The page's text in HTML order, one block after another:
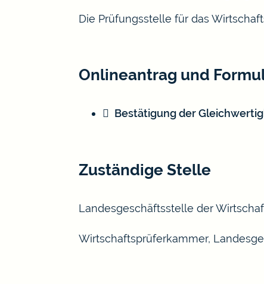
Die Prüfungsstelle für das
Onlineantrag und
Bestätigung der
Zuständige Stelle
Landesgeschäftsstelle der
Wirtschaftsprüferkammer,